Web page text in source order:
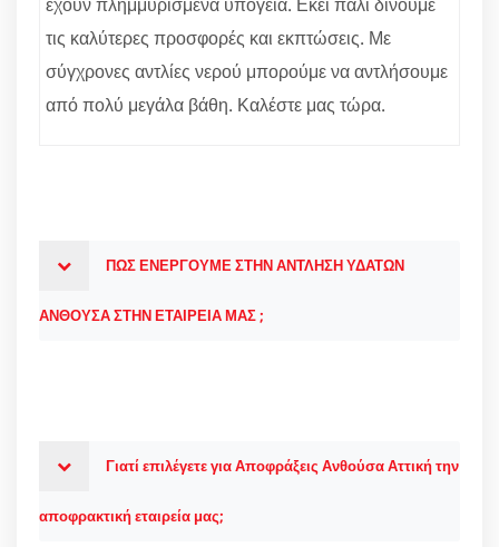
τις καλύτερες προσφορές και εκπτώσεις. Με
σύγχρονες αντλίες νερού μπορούμε να αντλήσουμε
από πολύ μεγάλα βάθη. Καλέστε μας τώρα.
ΠΩΣ ΕΝΕΡΓΟΥΜΕ ΣΤΗΝ ΑΝΤΛΗΣΗ ΥΔΑΤΩΝ
ΑΝΘΟΥΣΑ ΣΤΗΝ ΕΤΑΙΡΕΙΑ ΜΑΣ ;
Γιατί επιλέγετε για Αποφράξεις Ανθούσα Αττική την
αποφρακτική εταιρεία μας;